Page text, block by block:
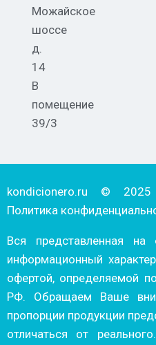
Можайское
шоссе
д.
14
В
помещение
39/3
kondicionero.ru ©
Политика
Вся представленная на
информационный
офертой, определяемой
РФ. Обращаем Ваше
пропорции продукции
отличаться от